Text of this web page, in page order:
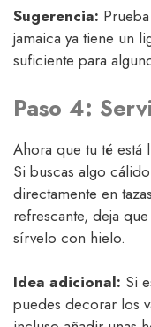
Sugerencia:
jamaica ya tiene un
suficiente para
Paso 4:
Ahora que tu té
Si buscas algo
directamente en
refrescante, deja
sírvelo con hielo.
Idea adicional: Si
puedes decorar los